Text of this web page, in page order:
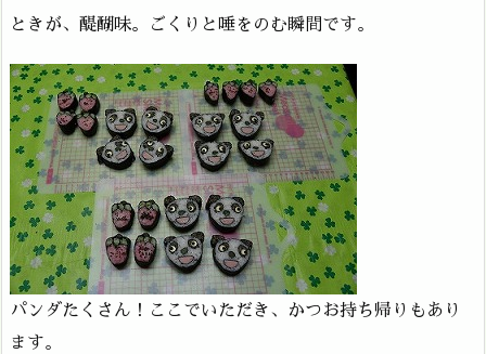
ときが、醍醐味。ごくりと唾をのむ瞬間です。
パンダたくさん！ここでいただき、かつお持ち帰りもあり
ます。